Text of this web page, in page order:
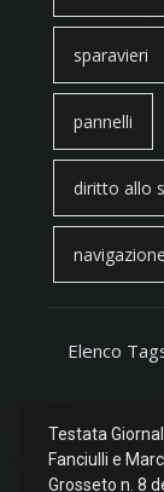
sparavieri
pannelli
diritto allo
navigazione
Elenco
Testata
Fanciulli e
Grosseto n. 8